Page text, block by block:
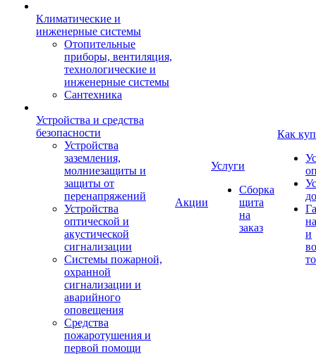
Климатические и
инженерные системы
Отопительные
приборы, вентиляция,
технологические и
инженерные системы
Сантехника
Устройства и средства
безопасности
Устройства
заземления,
молниезащиты и
защиты от
перенапряжений
Устройства
оптической и
акустической
сигнализации
Системы пожарной,
охранной
сигнализации и
аварийного
оповещения
Средства
пожаротушения и
первой помощи
Акции
Услуги
Сборка
щита
на
заказ
Как
и